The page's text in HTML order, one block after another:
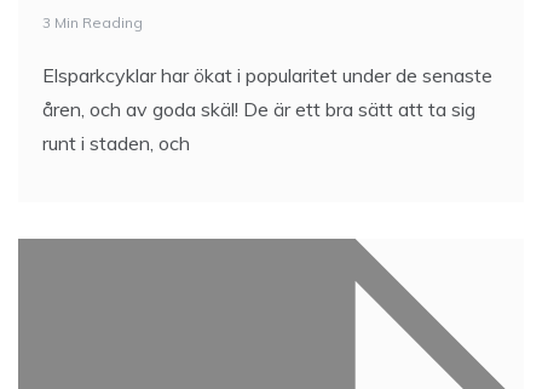
3 Min Reading
Elsparkcyklar har ökat i popularitet under de senaste
åren, och av goda skäl! De är ett bra sätt att ta sig
runt i staden, och